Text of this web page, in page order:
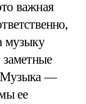
важная
музыку
заметные
—
ее